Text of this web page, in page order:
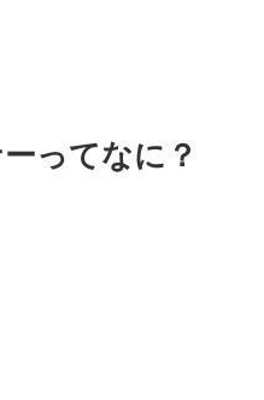
ってなに？